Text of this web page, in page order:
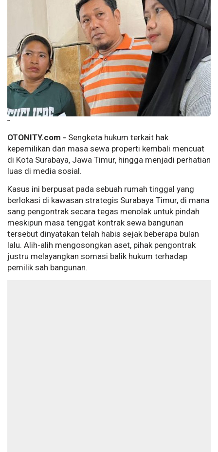
--
OTONITY.com - Sengketa hukum terkait hak
kepemilikan dan masa sewa properti kembali mencuat
di Kota Surabaya, Jawa Timur, hingga menjadi perhatian
luas di media sosial.
Kasus ini berpusat pada sebuah rumah tinggal yang
berlokasi di kawasan strategis Surabaya Timur, di mana
sang pengontrak secara tegas menolak untuk pindah
meskipun masa tenggat kontrak sewa bangunan
tersebut dinyatakan telah habis sejak beberapa bulan
lalu. Alih-alih mengosongkan aset, pihak pengontrak
justru melayangkan somasi balik hukum terhadap
pemilik sah bangunan.